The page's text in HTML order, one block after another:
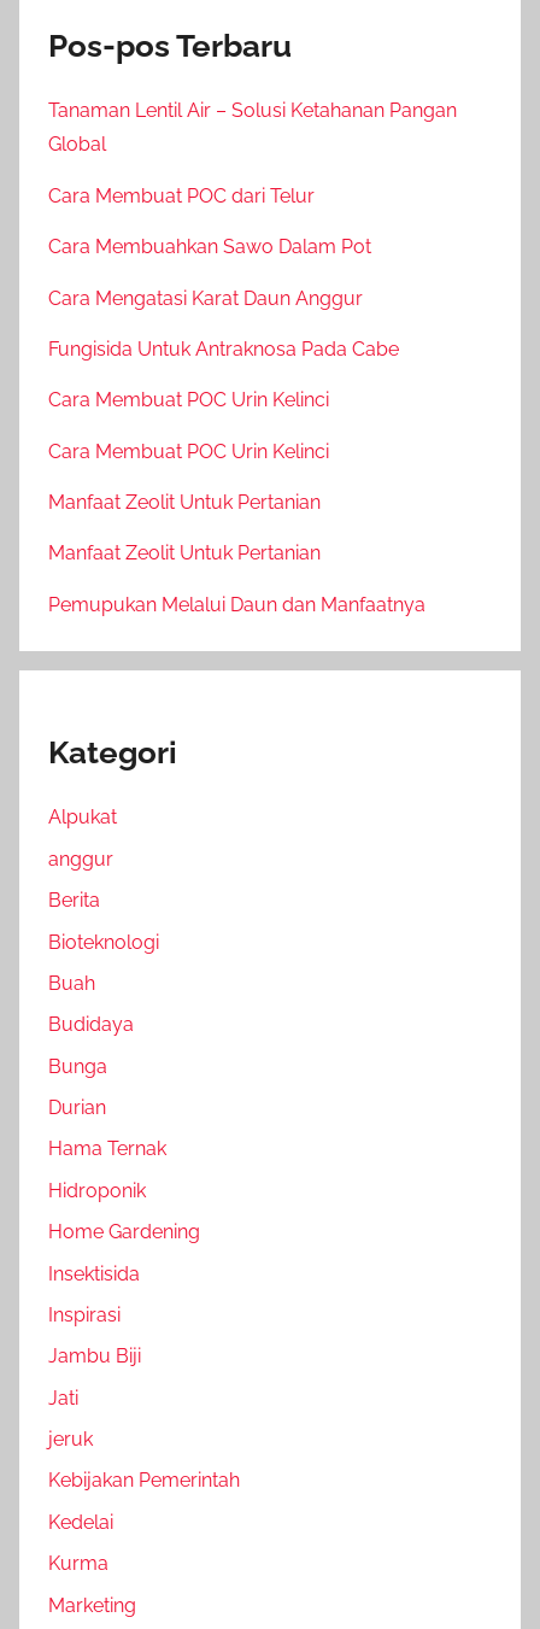
Pos-pos Terbaru
Tanaman Lentil Air – Solusi Ketahanan Pangan
Global
Cara Membuat POC dari Telur
Cara Membuahkan Sawo Dalam Pot
Cara Mengatasi Karat Daun Anggur
Fungisida Untuk Antraknosa Pada Cabe
Cara Membuat POC Urin Kelinci
Cara Membuat POC Urin Kelinci
Manfaat Zeolit Untuk Pertanian
Manfaat Zeolit Untuk Pertanian
Pemupukan Melalui Daun dan Manfaatnya
Kategori
Alpukat
anggur
Berita
Bioteknologi
Buah
Budidaya
Bunga
Durian
Hama Ternak
Hidroponik
Home Gardening
Insektisida
Inspirasi
Jambu Biji
Jati
jeruk
Kebijakan Pemerintah
Kedelai
Kurma
Marketing